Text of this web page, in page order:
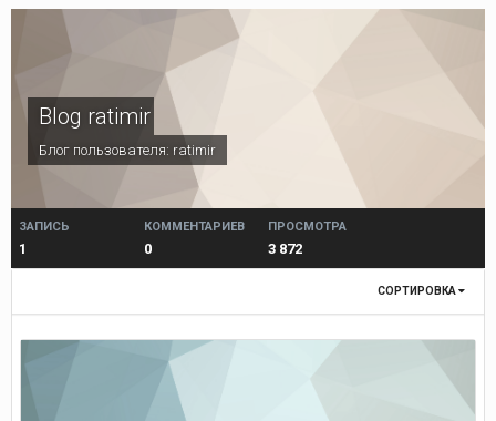
Blog ratimir
Блог пользователя: ratimir
ЗАПИСЬ
1
КОММЕНТАРИЕВ
0
ПРОСМОТРА
3 872
СОРТИРОВКА